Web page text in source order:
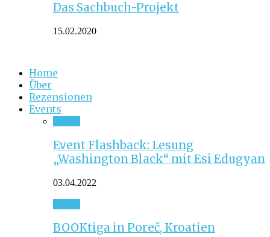
Das Sachbuch-Projekt
15.02.2020
Home
Über
Rezensionen
Events
Event Flashback: Lesung
„Washington Black“ mit Esi Edugyan
03.04.2022
BOOKtiga in Poreč, Kroatien